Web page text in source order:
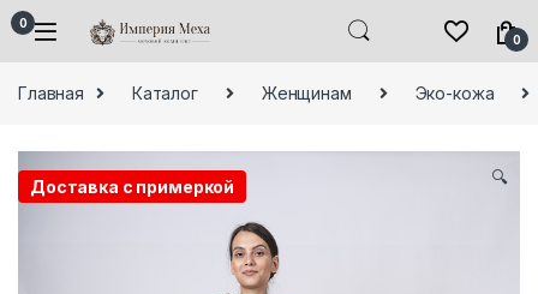
Skip to navigation
Skip to content
0
0
Главная Каталог Женщинам Эко-кожа
Доставка с примеркой 🔍